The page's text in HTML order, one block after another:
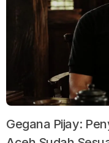
Gegana Pijay: